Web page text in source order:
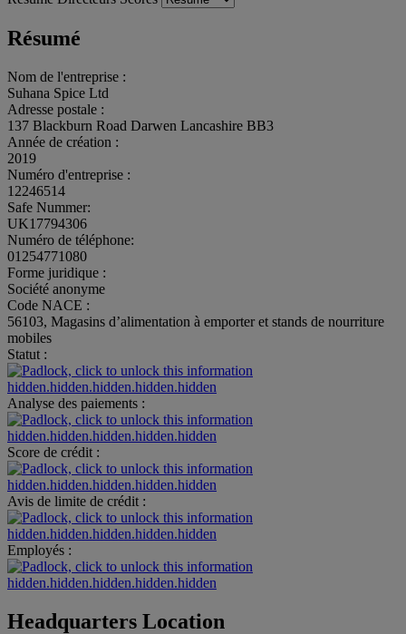
Résumé
Nom de l'entreprise :
Suhana Spice Ltd
Adresse postale :
137 Blackburn Road Darwen Lancashire BB3
Année de création :
2019
Numéro d'entreprise :
12246514
Safe Nummer:
UK17794306
Numéro de téléphone:
01254771080
Forme juridique :
Société anonyme
Code NACE :
56103, Magasins d’alimentation à emporter et stands de nourriture
mobiles
Statut :
hidden.hidden.hidden.hidden.hidden
Analyse des paiements :
hidden.hidden.hidden.hidden.hidden
Score de crédit :
hidden.hidden.hidden.hidden.hidden
Avis de limite de crédit :
hidden.hidden.hidden.hidden.hidden
Employés :
hidden.hidden.hidden.hidden.hidden
Headquarters Location